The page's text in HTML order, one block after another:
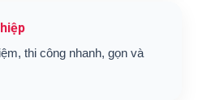
thi công nhanh, gọn và